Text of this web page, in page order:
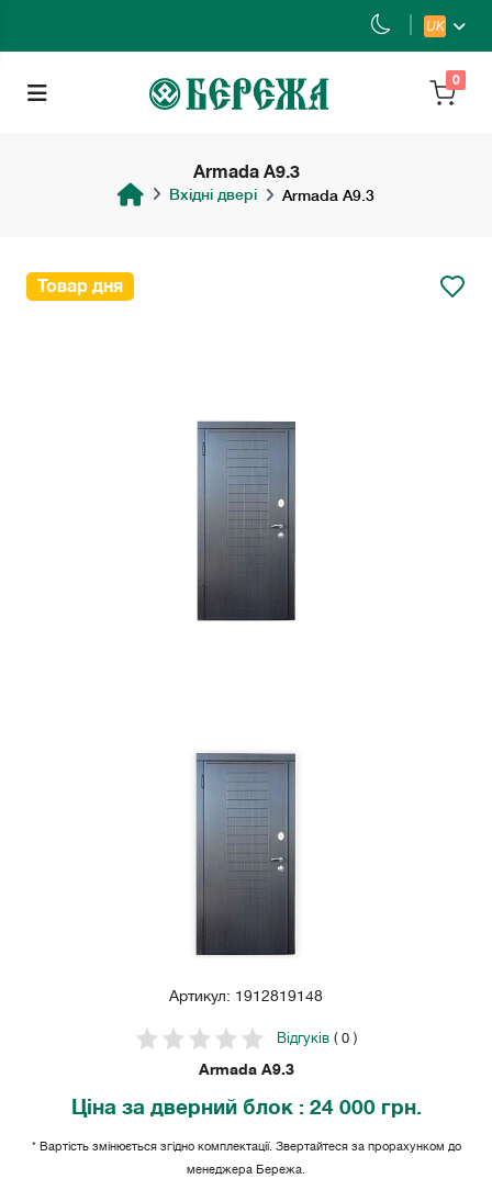
UK
0
Armada A9.3
Вхідні двері Armada A9.3
Товар дня
Артикул: 1912819148
Відгуків( 0 )
Armada A9.3
Ціна за дверний блок : 24 000 грн.
* Вартість змінюється згідно комплектації. Звертайтеся за прорахунком до
менеджера Бережа.